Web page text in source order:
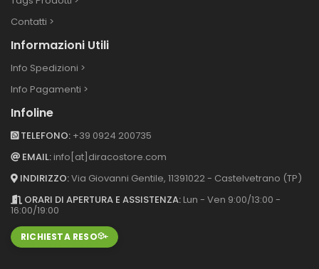
Contatti >
Informazioni Utili
Info Spedizioni >
Info Pagamenti >
Infoline
TELEFONO: +39 0924 200735
EMAIL: info[at]diracostore.com
INDIRIZZO:Via Giovanni Gentile, 11391022 - Castelvetrano (TP)
ORARI DI APERTURA E ASSISTENZA: Lun - Ven 9:00/13:00 -
16:00/19:00
RICHIESTA RESO